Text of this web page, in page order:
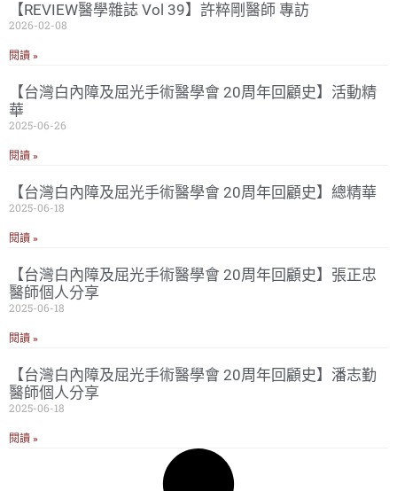
【REVIEW醫學雜誌 Vol 39】許粹剛醫師 專訪
2026-02-08
閱讀 »
【台灣白內障及屈光手術醫學會 20周年回顧史】活動精
華
2025-06-26
閱讀 »
【台灣白內障及屈光手術醫學會 20周年回顧史】總精華
2025-06-18
閱讀 »
【台灣白內障及屈光手術醫學會 20周年回顧史】張正忠
醫師個人分享
2025-06-18
閱讀 »
【台灣白內障及屈光手術醫學會 20周年回顧史】潘志勤
醫師個人分享
2025-06-18
閱讀 »